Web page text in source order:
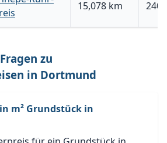
15,078 km
zu
in Dortmund
m² Grundstück in